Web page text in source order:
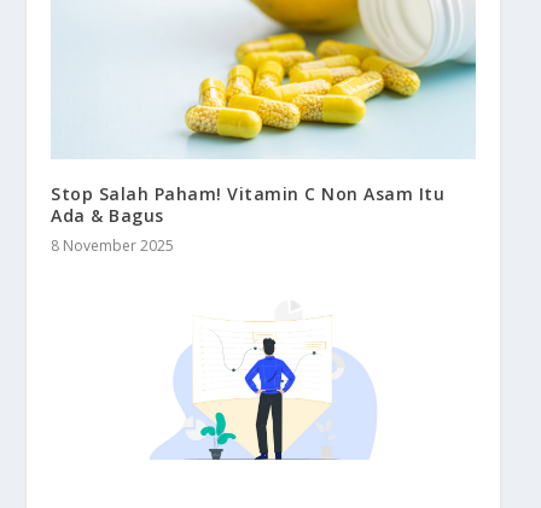
Stop Salah Paham! Vitamin C Non Asam Itu
Ada & Bagus
8 November 2025